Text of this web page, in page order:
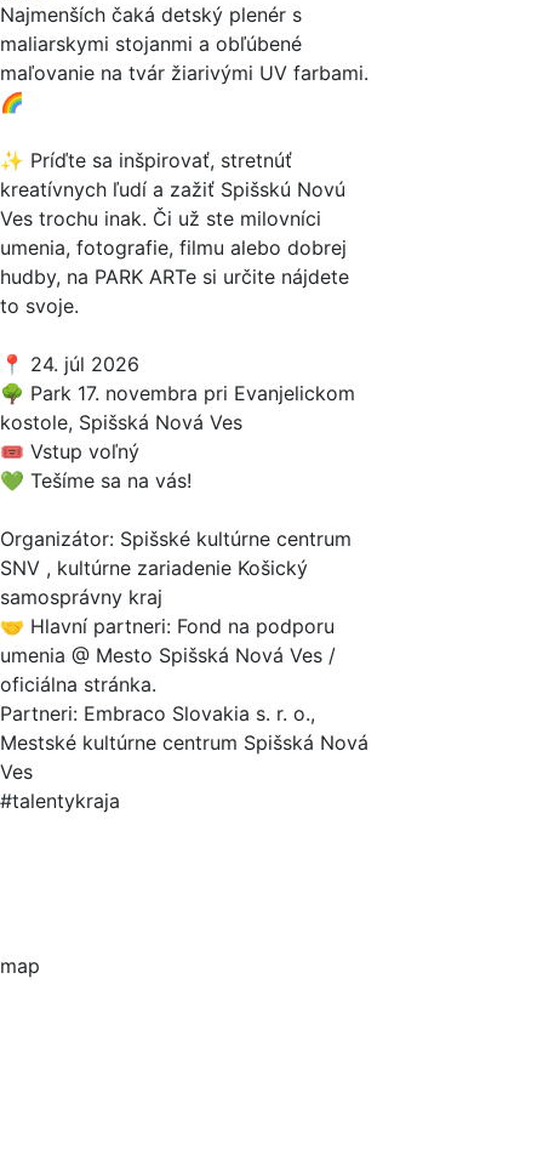
Najmenších čaká detský plenér s
maliarskymi stojanmi a obľúbené
maľovanie na tvár žiarivými UV farbami.
🌈
✨ Príďte sa inšpirovať, stretnúť
kreatívnych ľudí a zažiť Spišskú Novú
Ves trochu inak. Či už ste milovníci
umenia, fotografie, filmu alebo dobrej
hudby, na PARK ARTe si určite nájdete
to svoje.
📍 24. júl 2026
🌳 Park 17. novembra pri Evanjelickom
kostole, Spišská Nová Ves
🎟️ Vstup voľný
💚 Tešíme sa na vás!
Organizátor: Spišské kultúrne centrum
SNV , kultúrne zariadenie Košický
samosprávny kraj
🤝 Hlavní partneri: Fond na podporu
umenia @ Mesto Spišská Nová Ves /
oficiálna stránka.
Partneri: Embraco Slovakia s. r. o.,
Mestské kultúrne centrum Spišská Nová
Ves
#talentykraja
map